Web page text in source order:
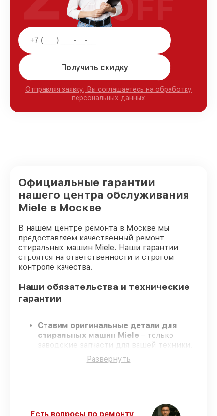
Получить скидку
Отправляя заявку, Вы соглашаетесь на обработку
персональных данных
OFF
Официальные гарантии
нашего центра обслуживания
Miele в Москве
В нашем центре ремонта в Москве мы
предоставляем качественный ремонт
стиральных машин Miele. Наши гарантии
строятся на ответственности и строгом
контроле качества.
Наши обязательства и технические
гарантии
Ставим оригинальные детали для
стиральных машин Miele – только
заводские запчасти для вашей техники.
Сертифицированные мастера
проходят регулярное обучение, что
стиральных машин Miele в оговоренные
сроки.
Развернуть
Есть вопросы по ремонту